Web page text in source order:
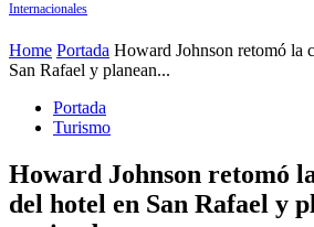
Internacionales
Home Portada Howard Johnson retomó la
San Rafael y planean...
Portada
Turismo
Howard Johnson retomó
del hotel en San Rafael y